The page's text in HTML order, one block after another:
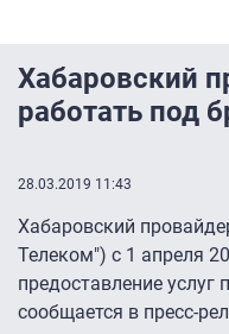
Хабаровский
работать под
28.03.2019 11:43
Хабаровский
Телеком") с 1 апреля
предоставление
сообщается в пресс-